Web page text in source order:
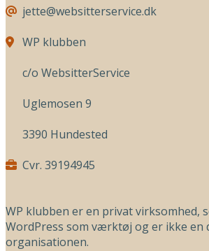
jette@websitterservice.dk
WP klubben
c/o WebsitterService
Uglemosen 9
3390 Hundested
Cvr. 39194945
WP klubben er en privat virksomhed,
WordPress som værktøj og er ikke en
organisationen.